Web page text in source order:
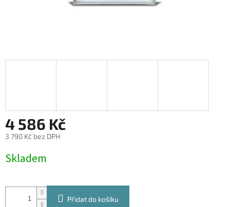
4 586 Kč
3 790 Kč bez DPH
cena:
Skladem
Přidat do košíku